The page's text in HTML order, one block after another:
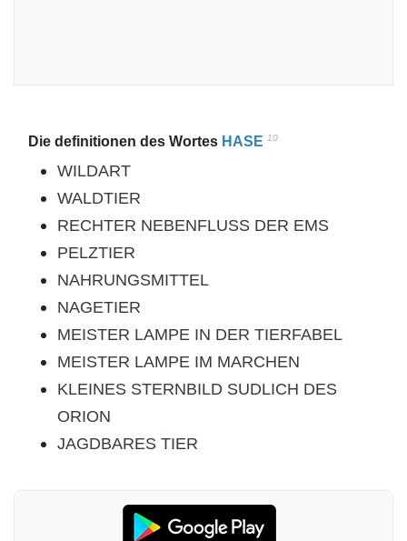
Die definitionen des Wortes HASE 10
WILDART
WALDTIER
RECHTER NEBENFLUSS DER EMS
PELZTIER
NAHRUNGSMITTEL
NAGETIER
MEISTER LAMPE IN DER TIERFABEL
MEISTER LAMPE IM MARCHEN
KLEINES STERNBILD SUDLICH DES
ORION
JAGDBARES TIER